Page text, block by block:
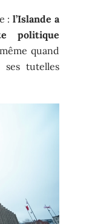
:l’Islande a
politique
quand
ses tutelles